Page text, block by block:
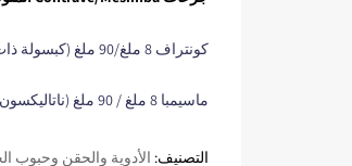
كونتراف 8 ملغ/90 ملغ (كبسولة ذات إطلاق متأخر - تحتوي على نالتريكسون/بوبروبيون)
ماسيمبا 8 ملغ / 90 ملغ (ناتاليكسون / بوبروبيون)
التصنيف: الأدوية والحقن وحبوب